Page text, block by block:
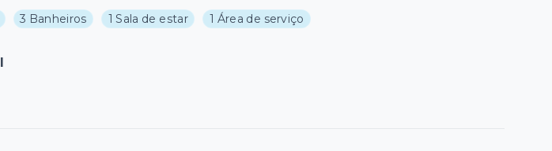
3 Banheiros 1 Sala de estar 1 Área de serviço